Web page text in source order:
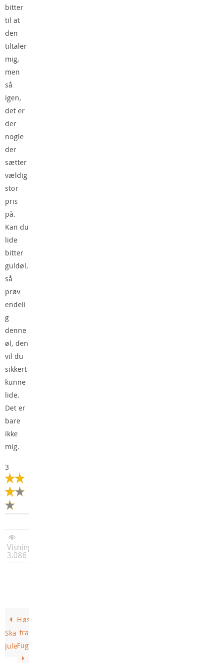
bitter
til at
den
tiltaler
mig,
men
så
igen,
det er
der
nogle
der
sætter
vældig
stor
pris
på.
Kan du
lide
bitter
guldøl,
så
prøv
endeli
g
denne
øl, den
vil du
sikkert
kunne
lide.
Det er
bare
ikke
mig.
3
Visninger:
3.086
Skands
Julebryg
Høstfugl
fra
Fuglsang